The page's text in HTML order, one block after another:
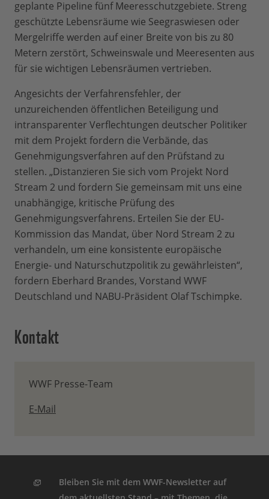
geplante Pipeline fünf Meeresschutzgebiete. Streng
geschützte Lebensräume wie Seegraswiesen oder
Mergelriffe werden auf einer Breite von bis zu 80
Metern zerstört, Schweinswale und Meeresenten aus
für sie wichtigen Lebensräumen vertrieben.
Angesichts der Verfahrensfehler, der
unzureichenden öffentlichen Beteiligung und
intransparenter Verflechtungen deutscher Politiker
mit dem Projekt fordern die Verbände, das
Genehmigungsverfahren auf den Prüfstand zu
stellen. „Distanzieren Sie sich vom Projekt Nord
Stream 2 und fordern Sie gemeinsam mit uns eine
unabhängige, kritische Prüfung des
Genehmigungsverfahrens. Erteilen Sie der EU-
Kommission das Mandat, über Nord Stream 2 zu
verhandeln, um eine konsistente europäische
Energie- und Naturschutzpolitik zu gewährleisten“,
fordern Eberhard Brandes, Vorstand WWF
Deutschland und NABU-Präsident Olaf Tschimpke.
Kontakt
WWF Presse-Team
E-Mail
Bleiben Sie mit dem WWF-Newsletter auf